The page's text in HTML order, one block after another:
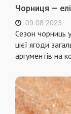
Чорниця —
09.08.2023
Сезон чорниць у
цієї ягоди
аргументів на